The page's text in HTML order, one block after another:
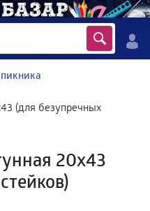
(для безупречных
20х43